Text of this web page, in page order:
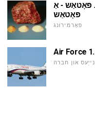
פּאָטאַש - אַ ... Formula און אַפּלאַקיישאַן פון
פּאָטאַש
פאָרמירונג
נייַעס און חברה